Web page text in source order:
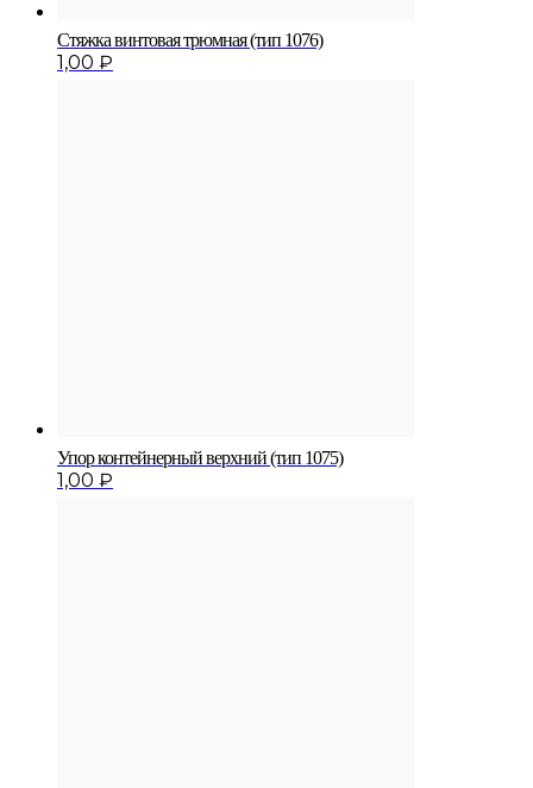
Стяжка винтовая трюмная (тип 1076)
1,00 ₽
Упор контейнерный верхний (тип 1075)
1,00 ₽